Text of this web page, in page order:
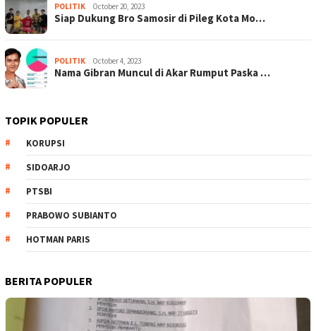
POLITIK October 20, 2023
Siap Dukung Bro Samosir di Pileg Kota Mo…
POLITIK October 4, 2023
Nama Gibran Muncul di Akar Rumput Paska …
TOPIK POPULER
KORUPSI
SIDOARJO
PTSBI
PRABOWO SUBIANTO
HOTMAN PARIS
BERITA POPULER